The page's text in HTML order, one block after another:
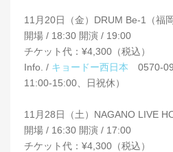
11月20日（金）DRUM Be-1（福岡
開場 / 18:30 開演 / 19:00
チケット代：¥4,300（税込）
Info. / キョードー西日本 0570-
11:00-15:00、日祝休）
11月28日（土）NAGANO LIVE
開場 / 16:30 開演 / 17:00
チケット代：¥4,300（税込）